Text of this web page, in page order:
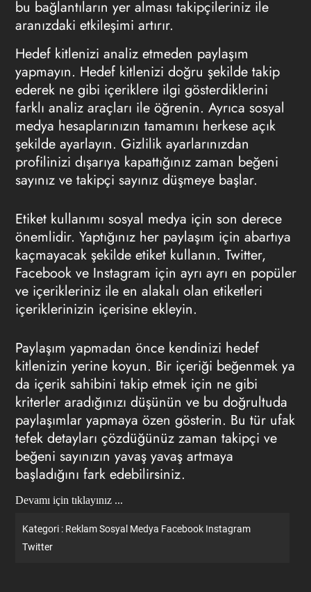
bu bağlantıların yer alması takipçileriniz ile
aranızdaki etkileşimi artırır.
Hedef kitlenizi analiz etmeden paylaşım
yapmayın. Hedef kitlenizi doğru şekilde takip
ederek ne gibi içeriklere ilgi gösterdiklerini
farklı analiz araçları ile öğrenin. Ayrıca sosyal
medya hesaplarınızın tamamını herkese açık
şekilde ayarlayın. Gizlilik ayarlarınızdan
profilinizi dışarıya kapattığınız zaman beğeni
sayınız ve takipçi sayınız düşmeye başlar.
Etiket kullanımı sosyal medya için son derece
önemlidir. Yaptığınız her paylaşım için abartıya
kaçmayacak şekilde etiket kullanın. Twitter,
Facebook ve Instagram için ayrı ayrı en popüler
ve içerikleriniz ile en alakalı olan etiketleri
içeriklerinizin içerisine ekleyin.
Paylaşım yapmadan önce kendinizi hedef
kitlenizin yerine koyun. Bir içeriği beğenmek ya
da içerik sahibini takip etmek için ne gibi
kriterler aradığınızı düşünün ve bu doğrultuda
paylaşımlar yapmaya özen gösterin. Bu tür ufak
tefek detayları çözdüğünüz zaman takipçi ve
beğeni sayınızın yavaş yavaş artmaya
başladığını fark edebilirsiniz.
Devamı için tıklayınız ...
Kategori : Reklam Sosyal Medya Facebook Instagram
Twitter